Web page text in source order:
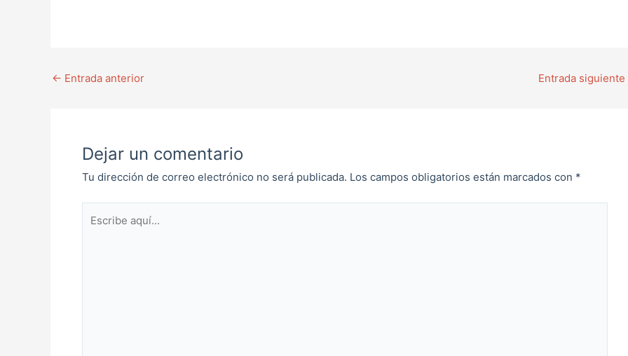
← Entrada anterior Entrada siguiente
Dejar un comentario
Tu dirección de correo electrónico no será publicada. Los campos obligatorios están marcados con *